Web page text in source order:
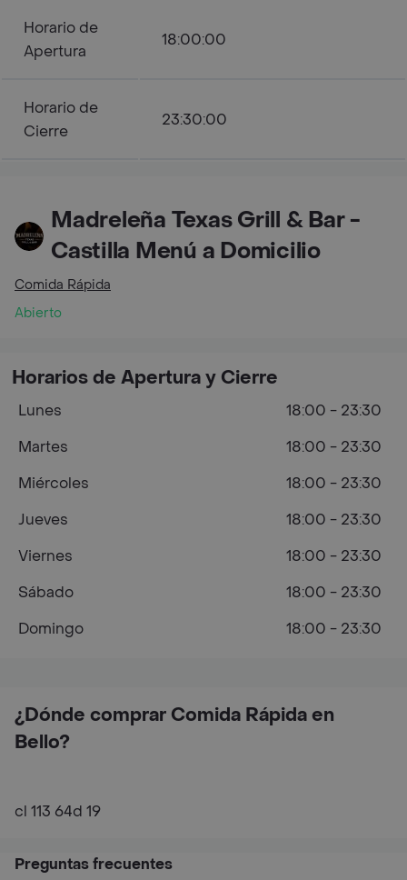
Horario de
Apertura
18:00:00
Horario de
Cierre
23:30:00
Madreleña Texas Grill & Bar -
Castilla Menú a Domicilio
Comida Rápida
Abierto
¿Dónde comprar Comida Rápida en
Bello?
cl 113 64d 19
Horarios de Apertura y Cierre
Lunes
18:00 - 23:30
Martes
18:00 - 23:30
Miércoles
18:00 - 23:30
Jueves
18:00 - 23:30
Viernes
18:00 - 23:30
Sábado
18:00 - 23:30
Domingo
18:00 - 23:30
Preguntas frecuentes